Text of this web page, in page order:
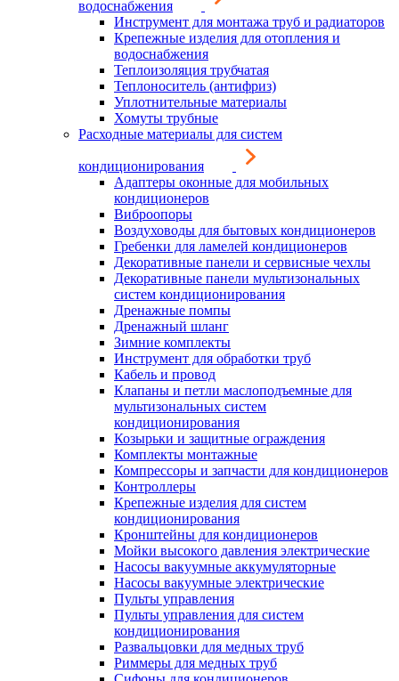
водоснабжения
Инструмент для монтажа труб и радиаторов
Крепежные изделия для отопления и
водоснабжения
Теплоизоляция трубчатая
Теплоноситель (антифриз)
Уплотнительные материалы
Хомуты трубные
Расходные материалы для систем
кондиционирования
Адаптеры оконные для мобильных
кондиционеров
Виброопоры
Воздуховоды для бытовых кондиционеров
Гребенки для ламелей кондиционеров
Декоративные панели и сервисные чехлы
Декоративные панели мультизональных
систем кондиционирования
Дренажные помпы
Дренажный шланг
Зимние комплекты
Инструмент для обработки труб
Кабель и провод
Клапаны и петли маслоподъемные для
мультизональных систем
кондиционирования
Козырьки и защитные ограждения
Комплекты монтажные
Компрессоры и запчасти для кондиционеров
Контроллеры
Крепежные изделия для систем
кондиционирования
Кронштейны для кондиционеров
Мойки высокого давления электрические
Насосы вакуумные аккумуляторные
Насосы вакуумные электрические
Пульты управления
Пульты управления для систем
кондиционирования
Развальцовки для медных труб
Риммеры для медных труб